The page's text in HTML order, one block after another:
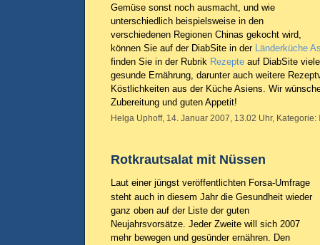
Gemüse sonst noch ausmacht, und wie
unterschiedlich beispielsweise in den
verschiedenen Regionen Chinas gekocht wird,
können Sie auf der DiabSite in der Länderküche
finden Sie in der Rubrik Rezepte auf DiabSite
gesunde Ernährung, darunter auch weitere
Köstlichkeiten aus der Küche Asiens. Wir
Zubereitung und guten Appetit!
Helga Uphoff, 14. Januar 2007, 13.02 Uhr, Kategorie:
Rotkrautsalat mit Nüssen
Laut einer jüngst veröffentlichten Forsa-Umfrage
steht auch in diesem Jahr die Gesundheit wieder
ganz oben auf der Liste der guten
Neujahrsvorsätze. Jeder Zweite will sich 2007
mehr bewegen und gesünder ernähren. Den